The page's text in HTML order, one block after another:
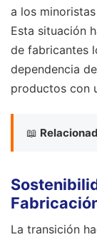
a los
Esta situación
de fabricantes
dependencia
productos con
📖
La transición